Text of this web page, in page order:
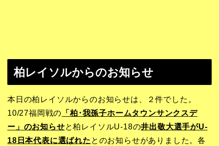
柏レイソルからのお知らせ
本日の柏レイソルからのお知らせは、２件でした。
10/27福岡戦の 「柏･我孫子ホームタウンサンクスデ
ー」のお知らせと柏レイソルU-18の井出敬大選手がU-
18日本代表に選ばれた とのお知らせがありました。各